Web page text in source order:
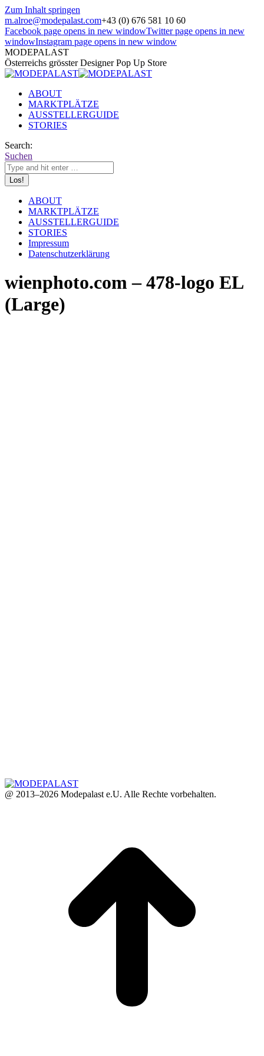
Zum Inhalt springen
m.alroe@modepalast.com+43 (0) 676 581 10 60
Facebook page opens in new windowTwitter page opens in new
windowInstagram page opens in new window
MODEPALAST
Österreichs grösster Designer Pop Up Store
ABOUT
MARKTPLÄTZE
AUSSTELLERGUIDE
STORIES
Search:
Suchen
ABOUT
MARKTPLÄTZE
AUSSTELLERGUIDE
STORIES
Impressum
Datenschutzerklärung
wienphoto.com – 478-logo EL
(Large)
@ 2013–2026 Modepalast e.U. Alle Rechte vorbehalten.